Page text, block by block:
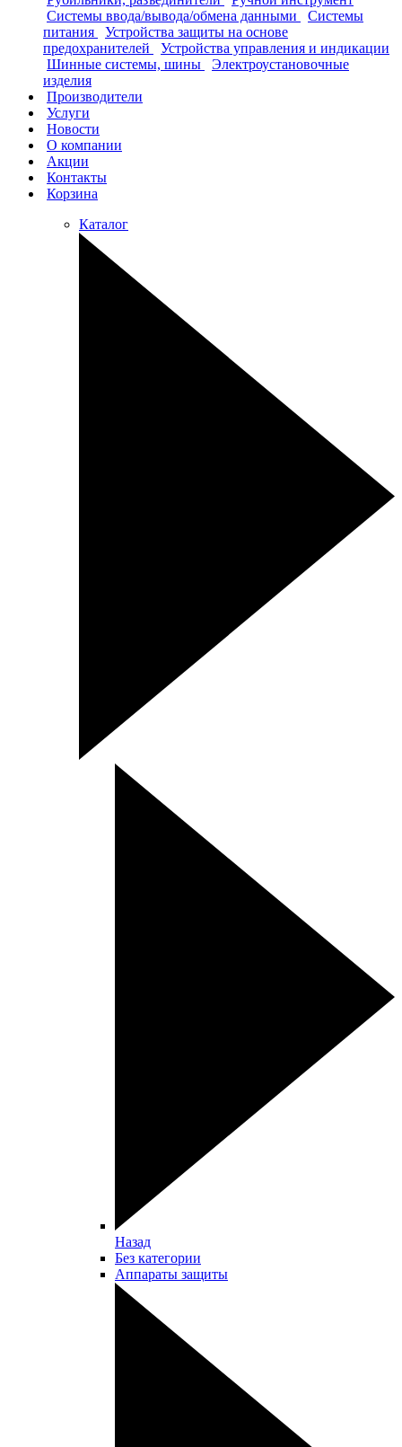
Системы ввода/вывода/обмена данными
Системы
питания
Устройства защиты на основе
предохранителей
Устройства управления и индикации
Шинные системы, шины
Электроустановочные
изделия
Производители
Услуги
Новости
О компании
Акции
Контакты
Корзина
Каталог
Назад
Без категории
Аппараты защиты